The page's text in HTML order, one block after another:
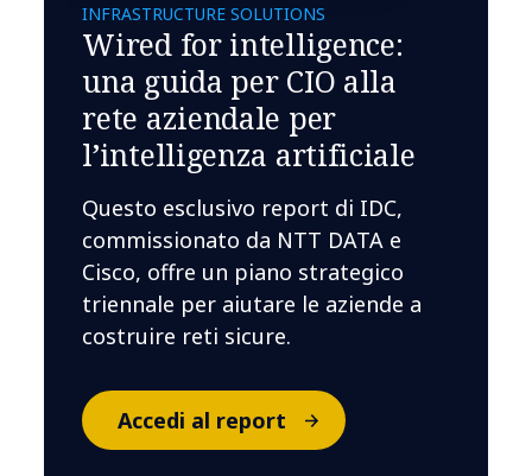
INFRASTRUCTURE SOLUTIONS
Wired for intelligence:
una guida per CIO alla
rete aziendale per
l’intelligenza artificiale
Questo esclusivo report di IDC,
commissionato da NTT DATA e
Cisco, offre un piano strategico
triennale per aiutare le aziende a
costruire reti sicure.
Accedi al report